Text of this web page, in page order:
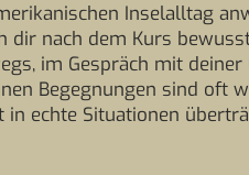
Inselalltag
dir nach dem Kurs
im Gespräch mit
Begegnungen sind oft
echte Situationen